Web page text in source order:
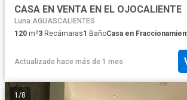
CASA EN VENTA EN EL OJOCALIENTE
Luna AGUASCALIENTES
120 m²3 Recámaras1 BañoCasa en
Actualizado hace más de 1 mes
1 /8